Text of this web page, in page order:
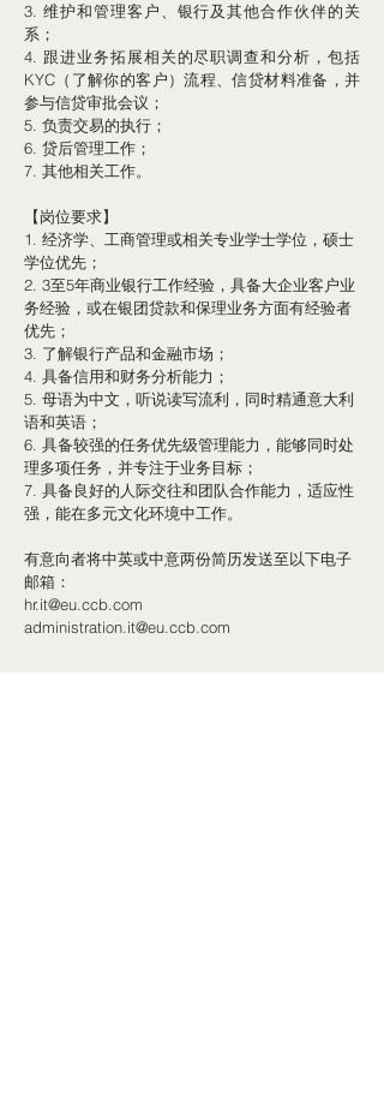
3. 维护和管理客户、银行及其他合作伙伴的关
系；
4. 跟进业务拓展相关的尽职调查和分析，包括
KYC（了解你的客户）流程、信贷材料准备，并
参与信贷审批会议；
5. 负责交易的执行；
6. 贷后管理工作；
7. 其他相关工作。
【岗位要求】
1. 经济学、工商管理或相关专业学士学位，硕士
学位优先；
2. 3至5年商业银行工作经验，具备大企业客户业
务经验，或在银团贷款和保理业务方面有经验者
优先；
3. 了解银行产品和金融市场；
4. 具备信用和财务分析能力；
5. 母语为中文，听说读写流利，同时精通意大利
语和英语；
6. 具备较强的任务优先级管理能力，能够同时处
理多项任务，并专注于业务目标；
7. 具备良好的人际交往和团队合作能力，适应性
强，能在多元文化环境中工作。
有意向者将中英或中意两份简历发送至以下电子
邮箱：
hr.it@eu.ccb.com
administration.it@eu.ccb.com